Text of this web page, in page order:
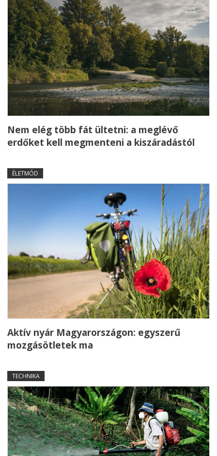
Nem elég több fát ültetni: a meglévő
erdőket kell megmenteni a kiszáradástól
ÉLETMÓD
Aktív nyár Magyarországon: egyszerű
mozgásötletek ma
TECHNIKA